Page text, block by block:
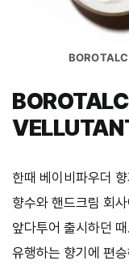
한때 베이비파우더
향수와 핸드크림 회
앞다투어 출시하던
유행하는 향기에 편